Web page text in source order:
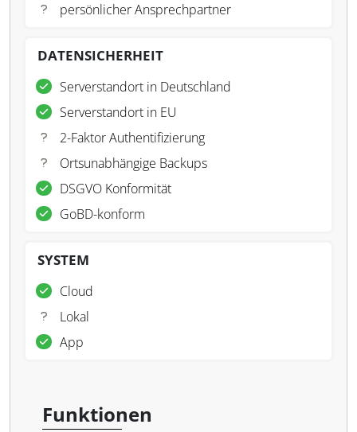
persönlicher Ansprechpartner
DATENSICHERHEIT
Serverstandort in Deutschland
Serverstandort in EU
2-Faktor Authentifizierung
Ortsunabhängige Backups
DSGVO Konformität
GoBD-konform
SYSTEM
Cloud
Lokal
App
Funktionen